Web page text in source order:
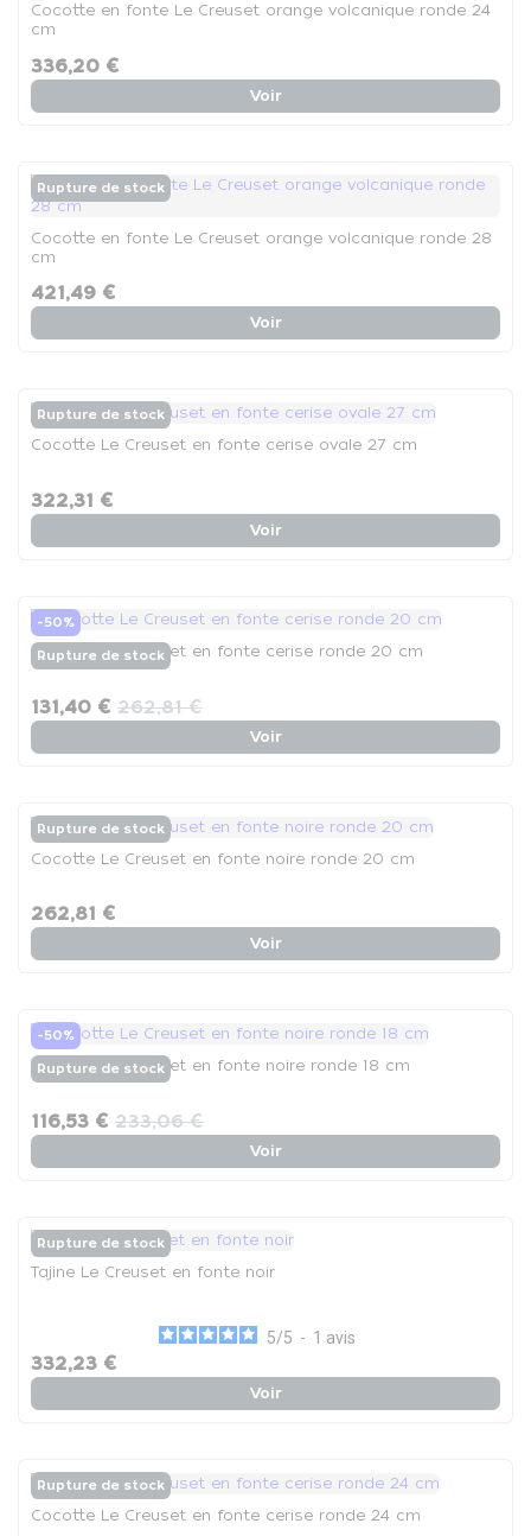
Cocotte en fonte Le Creuset orange volcanique ronde 24
cm
336,20 €
Voir
Rupture de stock
Cocotte en fonte Le Creuset orange volcanique ronde 28
cm
421,49 €
Voir
Rupture de stock
Cocotte Le Creuset en fonte cerise ovale 27 cm
322,31 €
Voir
-50%
Rupture de stock
Cocotte Le Creuset en fonte cerise ronde 20 cm
131,40 € 262,81 €
Voir
Rupture de stock
Cocotte Le Creuset en fonte noire ronde 20 cm
262,81 €
Voir
-50%
Rupture de stock
Cocotte Le Creuset en fonte noire ronde 18 cm
116,53 € 233,06 €
Voir
Rupture de stock
Tajine Le Creuset en fonte noir
5/5 - 1 avis
332,23 €
Voir
Rupture de stock
Cocotte Le Creuset en fonte cerise ronde 24 cm